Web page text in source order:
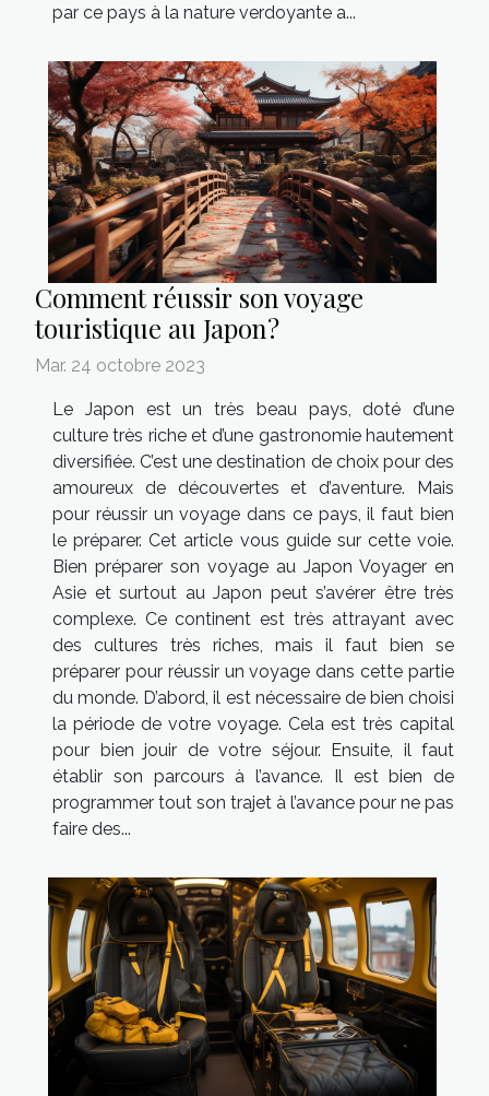
par ce pays à la nature verdoyante a...
Comment réussir son voyage
touristique au Japon ?
Mar. 24 octobre 2023
Le Japon est un très beau pays, doté d’une
culture très riche et d’une gastronomie hautement
diversifiée. C’est une destination de choix pour des
amoureux de découvertes et d’aventure. Mais
pour réussir un voyage dans ce pays, il faut bien
le préparer. Cet article vous guide sur cette voie.
Bien préparer son voyage au Japon Voyager en
Asie et surtout au Japon peut s’avérer être très
complexe. Ce continent est très attrayant avec
des cultures très riches, mais il faut bien se
préparer pour réussir un voyage dans cette partie
du monde. D’abord, il est nécessaire de bien choisi
la période de votre voyage. Cela est très capital
pour bien jouir de votre séjour. Ensuite, il faut
établir son parcours à l’avance. Il est bien de
programmer tout son trajet à l’avance pour ne pas
faire des...